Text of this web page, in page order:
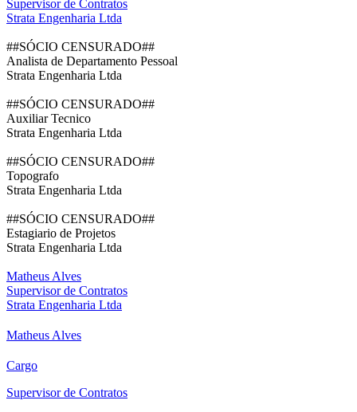
Supervisor de Contratos
Strata Engenharia Ltda
##SÓCIO CENSURADO##
Analista de Departamento Pessoal
Strata Engenharia Ltda
##SÓCIO CENSURADO##
Auxiliar Tecnico
Strata Engenharia Ltda
##SÓCIO CENSURADO##
Topografo
Strata Engenharia Ltda
##SÓCIO CENSURADO##
Estagiario de Projetos
Strata Engenharia Ltda
Matheus Alves
Supervisor de Contratos
Strata Engenharia Ltda
Matheus Alves
Cargo
Supervisor de Contratos